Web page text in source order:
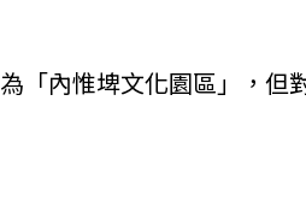
「內惟埤文化園區」，但